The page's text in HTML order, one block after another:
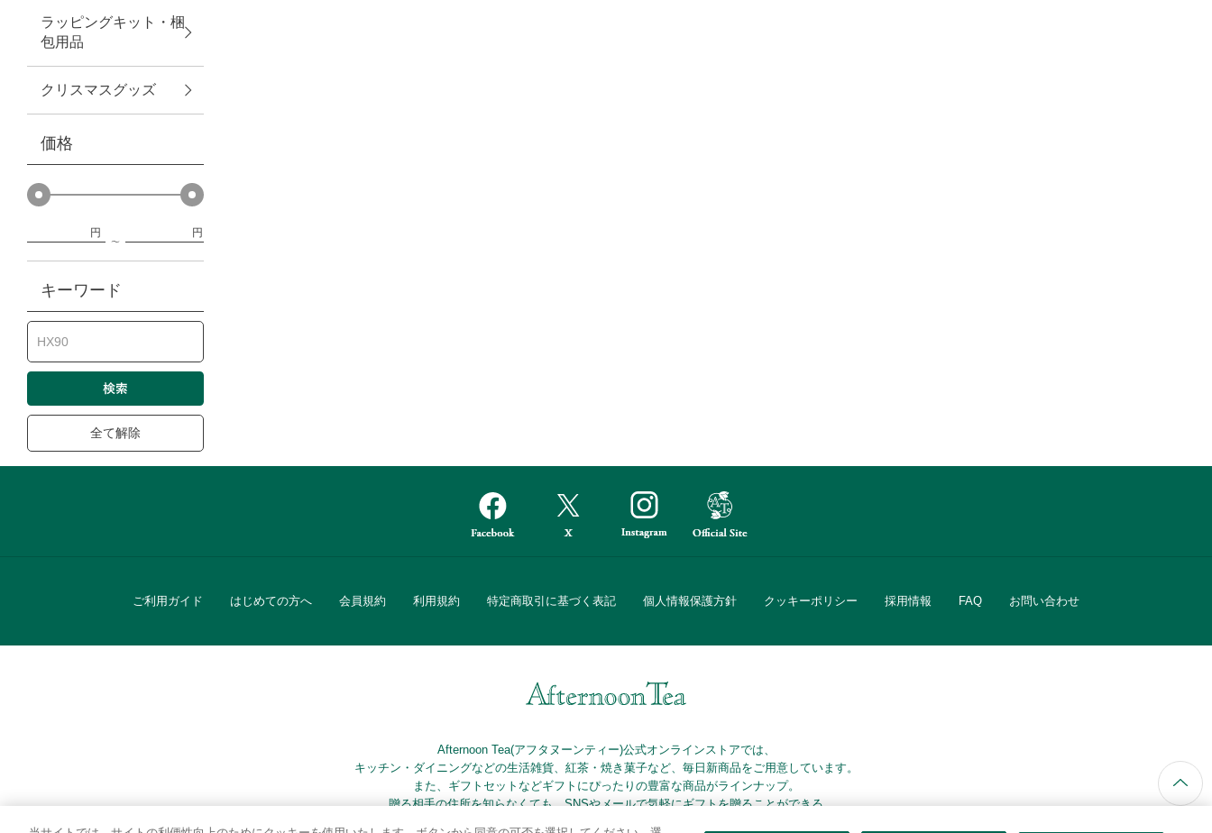
紅茶・フード
防災グッズ・非常食
トレーニング
ヴィンテージ
ラッピングキット・梱
包用品
クリスマスグッズ
価格
円 円
キーワード
全て解除
ご利用ガイド はじめての方へ 会員規約 利用規約 特定商取引に基づく表記 個人情報保護方針 クッキーポリシー 採用情報 FAQ お問い合わせ
Afternoon Tea(アフタヌーンティー)公式オンラインストアでは、
キッチン・ダイニングなどの生活雑貨、紅茶・焼き菓子など、毎日新商品をご用意しています。
また、ギフトセットなどギフトにぴったりの豊富な商品がラインナップ。
贈る相手の住所を知らなくても、SNSやメールで気軽にギフトを贈ることができる